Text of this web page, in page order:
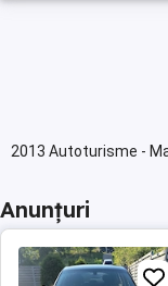
2013 Autoturisme -
Anunțuri